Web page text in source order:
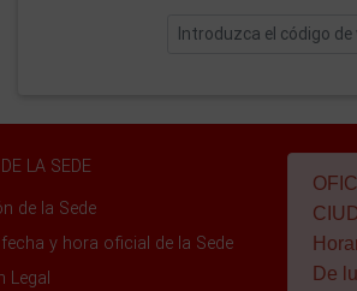
LA SEDE
de la Sede
y hora oficial de la Sede
Legal
De